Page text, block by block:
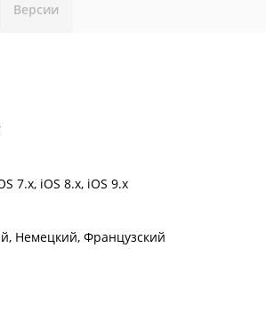
Версии
7.x, iOS 8.x, iOS 9.x
Немецкий, Французский